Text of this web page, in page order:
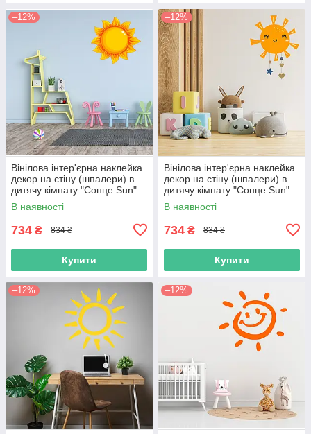
–12%
Вінілова інтер'єрна наклейка
декор на стіну (шпалери) в
дитячу кімнату "Сонце Sun"
самоклеюча з Оракалу
В наявності
734 ₴ 834 ₴
Купити
–12%
Вінілова інтер'єрна наклейка
декор на стіну (шпалери) в
дитячу кімнату "Сонце Sun"
самоклеюча з Оракалу
В наявності
734 ₴ 834 ₴
Купити
–12% –12%